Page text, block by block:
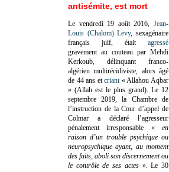
antisémite, est mort
Le vendredi 19 août 2016, Jean-
Louis (Chalom) Levy, sexagénaire
français juif, était agressé
gravement au couteau par Mehdi
Kerkoub, délinquant franco-
algérien multirécidiviste, alors âgé
de 44 ans etcriant « Allahou Aqbar
» (Allah est le plus grand). Le 12
septembre 2019, la Chambre de
l’instruction de la Cour d’appel de
Colmar a déclaré l’agresseur
pénalement irresponsable «en
raison d’un trouble psychique ou
neuropsychique ayant, au moment
des faits, aboli son discernement ou
le contrôle de ses actes». Le 30